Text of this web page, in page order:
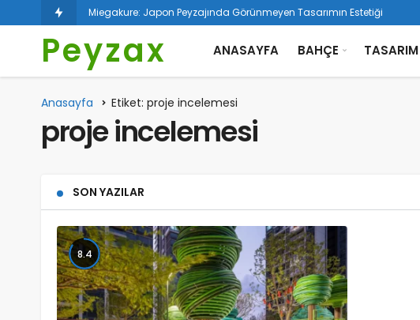
Miegakure: Japon Peyzajında Görünmeyen Tasarımın Estetiği
Peyzax ANASAYFA BAHÇE TASARIM
Anasayfa Etiket: proje incelemesi
proje incelemesi
SON YAZILAR
8.4